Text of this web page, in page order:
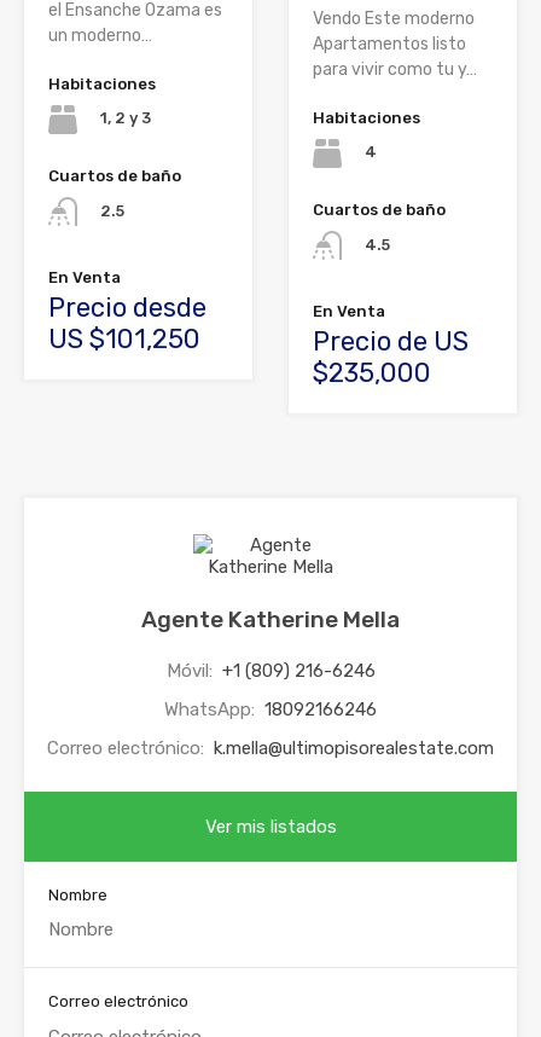
el Ensanche Ozama es
un moderno…
Habitaciones
1, 2 y 3
Cuartos de baño
2.5
En Venta
Precio desde
US $101,250
Vendo Este moderno
Apartamentos listo
para vivir como tu y…
Habitaciones
4
Cuartos de baño
4.5
En Venta
Precio de US
$235,000
Agente Katherine Mella
Móvil: +1 (809) 216-6246
WhatsApp: 18092166246
Correo electrónico: k.mella@ultimopisorealestate.com
Ver mis listados
Nombre
Correo electrónico